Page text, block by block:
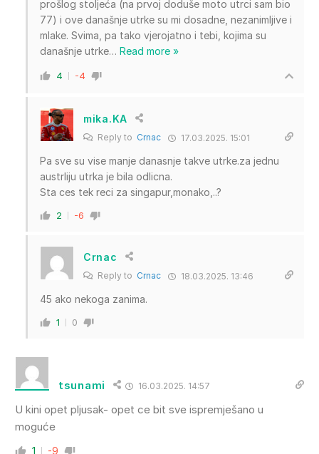
prošlog stoljeća (na prvoj doduše moto utrci sam bio
77) i ove današnje utrke su mi dosadne, nezanimljive i
mlake. Svima, pa tako vjerojatno i tebi, kojima su
današnje utrke… Read more »
4 -4
mika.KA
Reply to Crnac 17.03.2025. 15:01
Pa sve su vise manje danasnje takve utrke.za jednu
austrliju utrka je bila odlicna.
Sta ces tek reci za singapur,monako,..?
2 -6
Crnac
Reply to Crnac 18.03.2025. 13:46
45 ako nekoga zanima.
1 0
tsunami 16.03.2025. 14:57
U kini opet pljusak- opet ce bit sve ispremješano u
moguće
1 -9